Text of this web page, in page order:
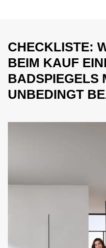
CHECKLISTE:
BEIM KAUF
BADSPIEGELS
UNBEDINGT